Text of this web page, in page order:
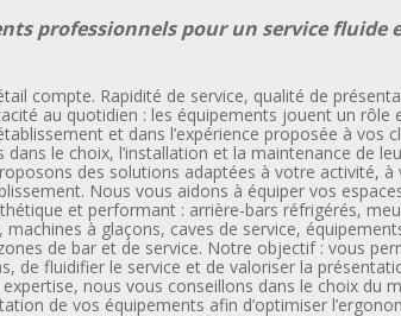
professionnels pour un service fluide
compte. Rapidité de service, qualité de
au quotidien : les équipements jouent un rôle
et dans l’expérience proposée à vos
dans le choix, l’installation et la maintenance de
des solutions adaptées à votre activité,
Nous vous aidons à équiper vos
et performant : arrière-bars réfrigérés,
machines à glaçons, caves de service,
de bar et de service. Notre objectif : vous
de fluidifier le service et de valoriser la
nous vous conseillons dans le choix du
de vos équipements afin d’optimiser